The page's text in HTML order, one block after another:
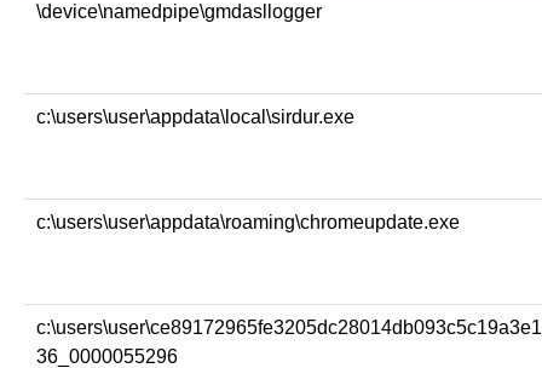
\device\namedpipe\gmdasllogger
c:\users\user\appdata\local\sirdur.exe
c:\users\user\appdata\roaming\chromeupdate.exe
36_0000055296